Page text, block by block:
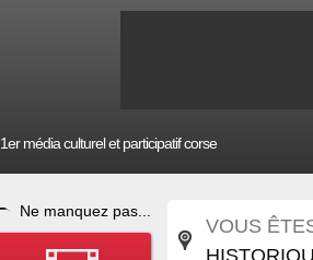
1er média culturel et participatif corse
Ne manquez pas...
VOUS